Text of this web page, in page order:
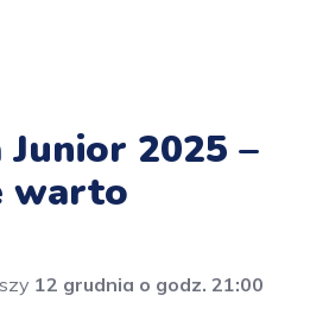
2025 –
warto
12 grudnia o godz. 21:00